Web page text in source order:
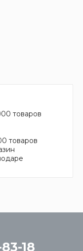
товаров
18